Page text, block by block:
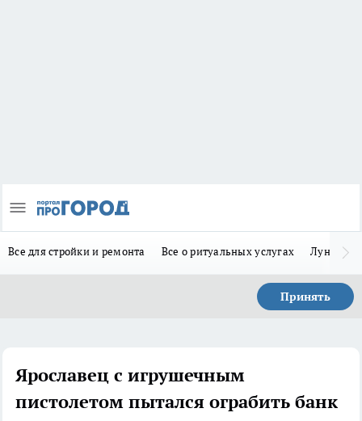
Все для стройки и ремонта Все о ритуальных услугах Лунно-
Принять
Ярославец с игрушечным
пистолетом пытался ограбить банк